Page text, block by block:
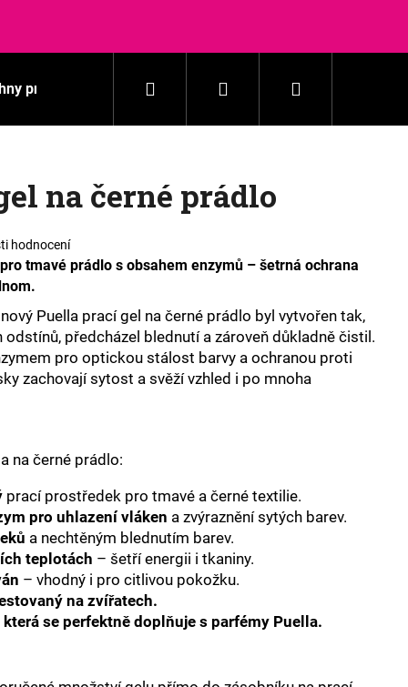
produkty Praní Domácnost
Hledat PřihlášeníNákupní
na černé prádlo
hodnocení
tmavé prádlo s obsahem enzymů – šetrná ochrana
Puella prací gel na černé prádlo byl vytvořen tak,
předcházel blednutí a zároveň důkladně čistil.
pro optickou stálost barvy a ochranou proti
zachovají sytost a svěží vzhled i po mnoha
na černé prádlo:
prací prostředek pro tmavé a černé textilie.
pro uhlazení vláken a zvýraznění sytých barev.
a nechtěným blednutím barev.
teplotách – šetří energii i tkaniny.
– vhodný i pro citlivou pokožku.
na zvířatech.
se perfektně doplňuje s parfémy Puella.